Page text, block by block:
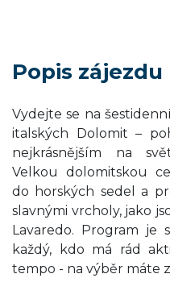
Popis zájezdu
Vydejte se na
italských Dolomit –
nejkrásnějším na
Velkou dolomitskou
do horských sedel a
slavnými vrcholy, jako
Lavaredo. Program je
každý, kdo má rád
tempo - na výběr máte